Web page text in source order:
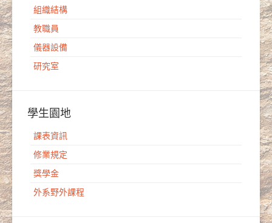
組織結構
教職員
儀器設備
研究室
學生園地
課表資訊
修業規定
獎學金
外系野外課程